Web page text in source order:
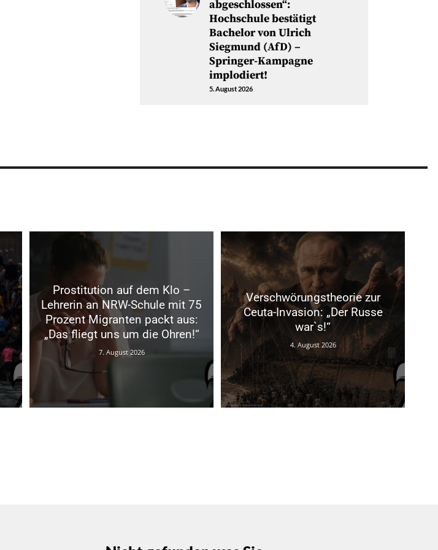
abgeschlossen“:
Hochschule bestätigt
Bachelor von Ulrich
Siegmund (AfD) –
Springer-Kampagne
implodiert!
5. August 2026
Prostitution auf dem Klo –
Lehrerin an NRW-Schule mit 75
Prozent Migranten packt aus:
„Das fliegt uns um die Ohren!“
7. August 2026
Verschwörungstheorie zur
Ceuta-Invasion: „Der Russe
war`s!“
4. August 2026